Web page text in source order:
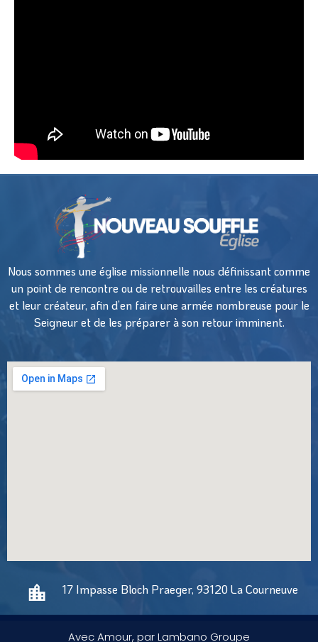
Nous sommes une église missionnelle nous définissant comme
un point de rencontre ou de retrouvailles entre les créatures
et leur créateur, afin d’en faire une armée nombreuse pour le
Seigneur et de les préparer à son retour imminent.
17 Impasse Bloch Praeger, 93120 La Courneuve
Avec Amour, par Lambano Groupe